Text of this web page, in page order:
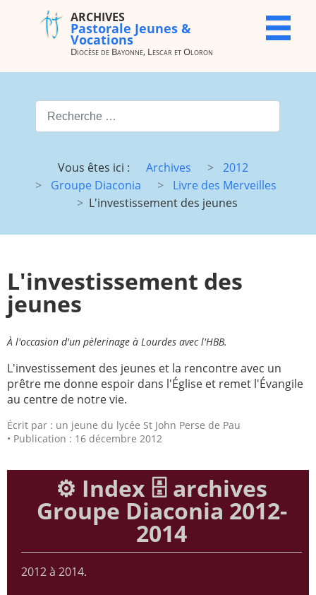
ARCHIVES
Pastorale
Lescar et
X
JMJ
Garicoïts
Route
chantante
Paray-le-
École de la
Terre
Sainte
R.E. de
Taizé
Animateurs
Étudiants
Jeunes
Collégiens
& lycéens
Pastorales
des
jeunes
locales
Groupe
Repères
Groupe
ARCHIVES
Pastorale Jeunes &
Vocations
Diocèse de Bayonne, Lescar et Oloron
Valider
Vous êtes ici :
Archives
2012
Groupe Diaconia
Livre des Merveilles
L'investissement des jeunes
L'investissement des
jeunes
À l'occasion d'un pèlerinage à Lourdes avec l'HBB.
L'investissement des jeunes et la rencontre avec un
prêtre me donne espoir dans l'Église et remet l'Évangile
au centre de notre vie.
Écrit par : un jeune du lycée St John Perse de Pau
Publication : 16 décembre 2012
⚙️ Index 🗄️ archives
Groupe Diaconia 2012-
2014
2012 à 2014.